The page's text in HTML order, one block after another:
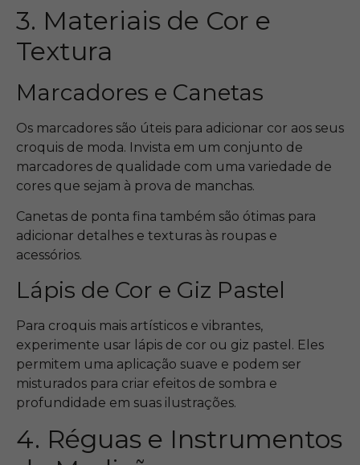
3. Materiais de Cor e
Textura
Marcadores e Canetas
Os marcadores são úteis para adicionar cor aos seus
croquis de moda. Invista em um conjunto de
marcadores de qualidade com uma variedade de
cores que sejam à prova de manchas.
Canetas de ponta fina também são ótimas para
adicionar detalhes e texturas às roupas e
acessórios.
Lápis de Cor e Giz Pastel
Para croquis mais artísticos e vibrantes,
experimente usar lápis de cor ou giz pastel. Eles
permitem uma aplicação suave e podem ser
misturados para criar efeitos de sombra e
profundidade em suas ilustrações.
4. Réguas e Instrumentos